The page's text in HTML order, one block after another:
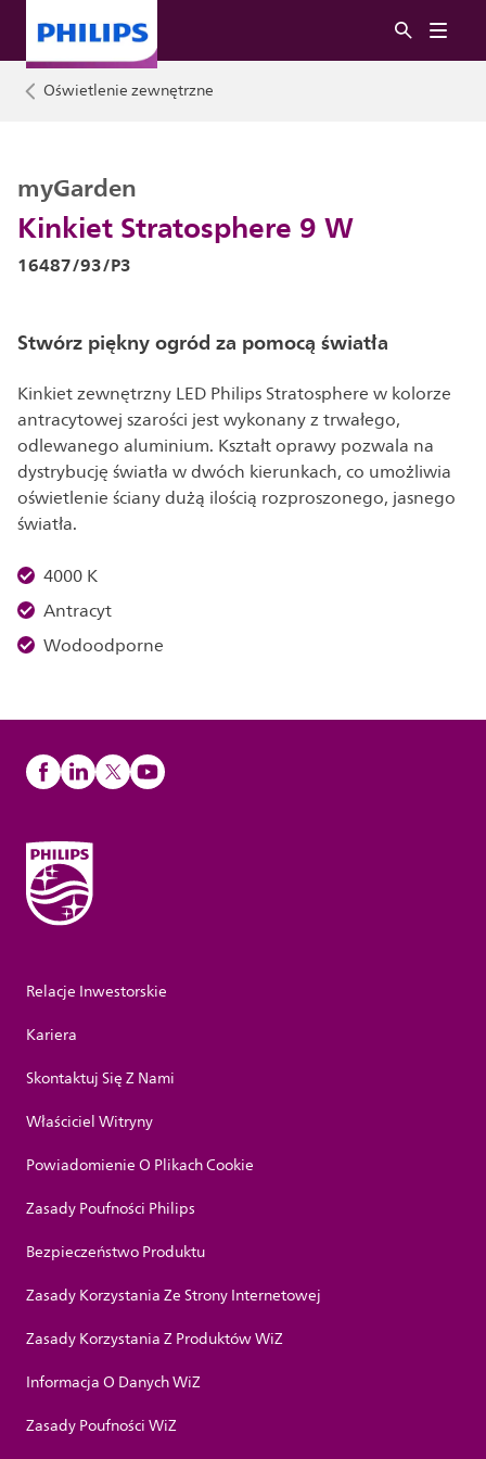
Oświetlenie zewnętrzne
Kinkiet Stratosphere 9 W
myGarden
16487/93/P3
Stwórz piękny ogród za pomocą światła
Kinkiet zewnętrzny LED Philips Stratosphere w kolorze
antracytowej szarości jest wykonany z trwałego,
odlewanego aluminium. Kształt oprawy pozwala na
dystrybucję światła w dwóch kierunkach, co umożliwia
oświetlenie ściany dużą ilością rozproszonego, jasnego
światła.
4000 K
Antracyt
Wodoodporne
Relacje Inwestorskie
Kariera
Skontaktuj Się Z Nami
Właściciel Witryny
Powiadomienie O Plikach Cookie
Zasady Poufności Philips
Bezpieczeństwo Produktu
Zasady Korzystania Ze Strony Internetowej
Zasady Korzystania Z Produktów WiZ
Informacja O Danych WiZ
Zasady Poufności WiZ